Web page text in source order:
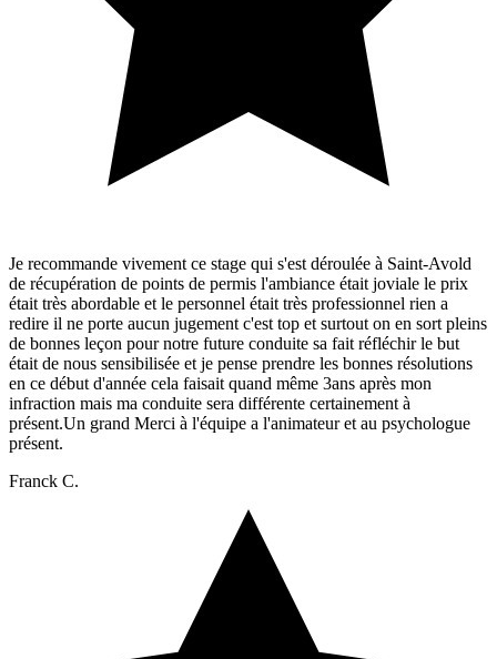
Je recommande vivement ce stage qui s'est déroulée à Saint-Avold
de récupération de points de permis l'ambiance était joviale le prix
était très abordable et le personnel était très professionnel rien a
redire il ne porte aucun jugement c'est top et surtout on en sort pleins
de bonnes leçon pour notre future conduite sa fait réfléchir le but
était de nous sensibilisée et je pense prendre les bonnes résolutions
en ce début d'année cela faisait quand même 3ans après mon
infraction mais ma conduite sera différente certainement à
présent.Un grand Merci à l'équipe a l'animateur et au psychologue
présent.
Franck C.